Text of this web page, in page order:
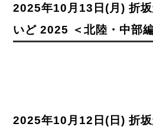
2025年10月13日(月) 折
いど 2025 ＜北陸・中部
2025年10月12日(日) 折